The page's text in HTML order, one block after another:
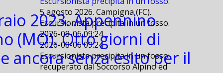
5 agosto 2026. Campigna (FC).
Escursionista precipita in un fosso.
2026-08-06 09:24
2026-08-06 09:24
Escursionista precipita in un fosso:
recuperato dal Soccorso Alpino ed
2023. Appennino
(MO). Otto giorni di
ancora senza esito per il